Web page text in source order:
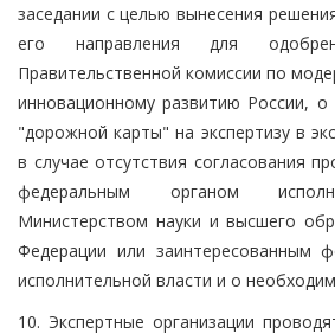
заседании с целью вынесения
его направления для
Правительственной комиссии по
инновационному развитию России, о
"дорожной карты" на экспертизу в
в случае отсутствия согласования
федеральным органом
Министерством науки и высшего
Федерации или заинтересованным
исполнительной власти и о
10. Экспертные организации